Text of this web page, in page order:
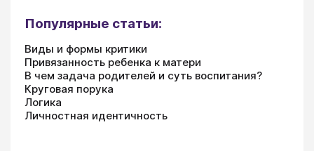
Популярные статьи:
Виды и формы критики
Привязанность ребенка к матери
В чем задача родителей и суть воспитания?
Круговая порука
Логика
Личностная идентичность